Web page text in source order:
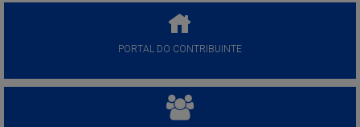
PORTAL DO CONTRIBUINTE